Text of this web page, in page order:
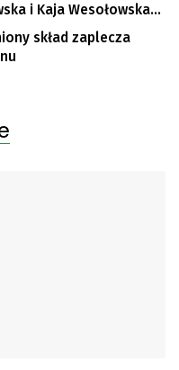
i Kaja Wesołowska
codzienności
skład zaplecza